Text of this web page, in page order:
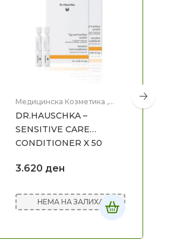
Медицинска Козметика ,
DR.HAUSCHKA –
SENSITIVE CARE
CONDITIONER X 50
3.620 ден
НЕМА НА ЗАЛИХА